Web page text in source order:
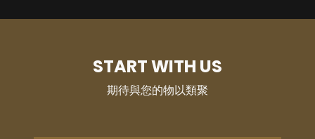
START WITH US
期待與您的物以類聚